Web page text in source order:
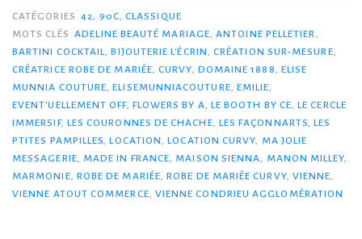
CATÉGORIES 42 90C ,CLASSIQUE
MOTS CLÉS ADELINE BEAUTÉ MARIAGE ,ANTOINE PELLETIER
BARTINI COCKTAIL
,BIJOUTERIE L'ÉCRIN ,CRÉATION SUR-MESURE
CRÉATRICE ROBE DE MARIÉE ,CURVY DOMAINE 1888
ELISE
MUNNIA COUTURE ,ELISEMUNNIACOUTURE EMILIE
EVENT'UELLEMENT OFF, FLOWERS BY A LE BOOTH BY CE ,LE CERCLE
IMMERSIF, LES COURONNES DE CHACHE LES FAÇONNARTS ,LES
PTITES PAMPILLES ,LOCATION ,LOCATION CURVY
MA JOLIE
MESSAGERIE
MADE IN FRANCE MAISON SIENNA MANON MILLEY
MARMONIE ROBE DE MARIÉE ,ROBE DE MARIÉE CURVY, VIENNE
VIENNE ATOUT COMMERCE VIENNE CONDRIEU AGGLOMÉRATION